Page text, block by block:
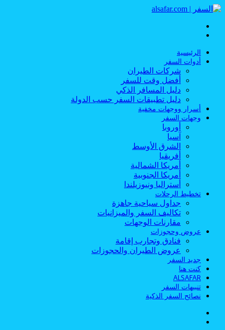
الرئيسية
أدوات السفر
شركات الطيران
أفضل وقت للسفر
دليل المسافر الذكي
دليل تطبيقات السفر حسب الدولة
أسرار ووجهات مخفية
وجهات السفر
أوروبا
آسيا
الشرق الأوسط
أفريقيا
أمريكا الشمالية
أمريكا الجنوبية
أستراليا ونيوزيلندا
تخطيط الرحلات
جداول سياحية جاهزة
تكاليف السفر والميزانيات
مقارنات الوجهات
عروض وحجوزات
فنادق وتجارب إقامة
عروض الطيران والحجوزات
جديد السفر
كنت هنا
ALSAFAR
تنبيهات السفر
نصائح السفر الذكية